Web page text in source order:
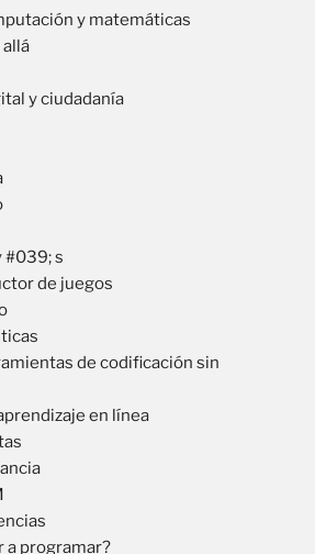
y matemáticas
y ciudadanía
#039; s
de juegos
de codificación sin
en línea
a programar?